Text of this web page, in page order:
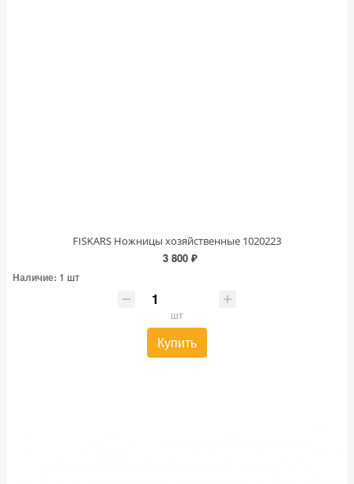
FISKARS Ножницы хозяйственные 1020223
3 800 ₽
Наличие: 1 шт
шт
Купить